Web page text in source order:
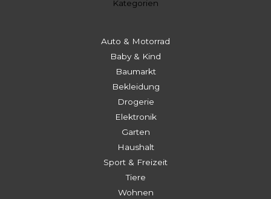
Kategorien
Auto & Motorrad
Baby & Kind
Baumarkt
Bekleidung
Drogerie
Elektronik
Garten
Haushalt
Sport & Freizeit
Tiere
Wohnen